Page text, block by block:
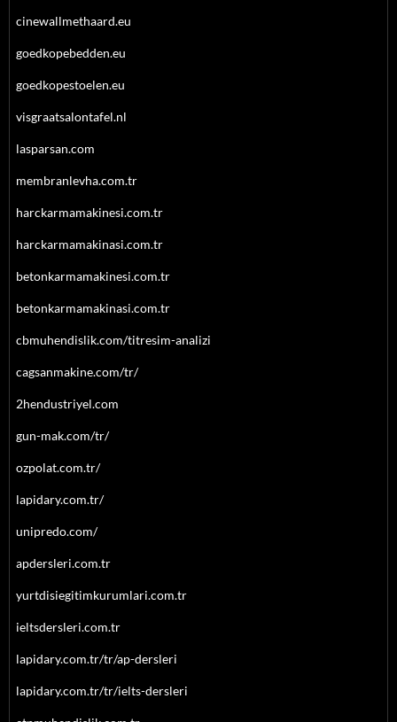
cinewallmethaard.eu
goedkopebedden.eu
goedkopestoelen.eu
visgraatsalontafel.nl
lasparsan.com
membranlevha.com.tr
harckarmamakinesi.com.tr
harckarmamakinasi.com.tr
betonkarmamakinesi.com.tr
betonkarmamakinasi.com.tr
cbmuhendislik.com/titresim-analizi
cagsanmakine.com/tr/
2hendustriyel.com
gun-mak.com/tr/
ozpolat.com.tr/
lapidary.com.tr/
unipredo.com/
apdersleri.com.tr
yurtdisiegitimkurumlari.com.tr
ieltsdersleri.com.tr
lapidary.com.tr/tr/ap-dersleri
lapidary.com.tr/tr/ielts-dersleri